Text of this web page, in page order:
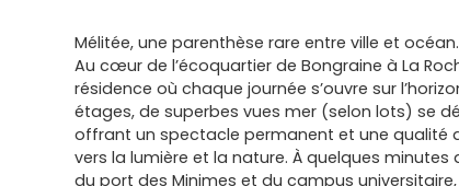
Mélitée, une parenthèse rare entre ville et océan.
Au cœur de l’écoquartier de Bongraine à La
résidence où chaque journée s’ouvre sur
étages, de superbes vues mer (selon lots) se
offrant un spectacle permanent et une qualité
vers la lumière et la nature. À quelques minutes
du port des Minimes et du campus